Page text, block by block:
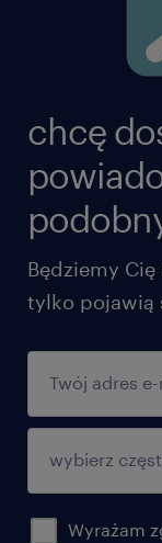
chcę
Będziemy
tylko pojawią
Wyrażam